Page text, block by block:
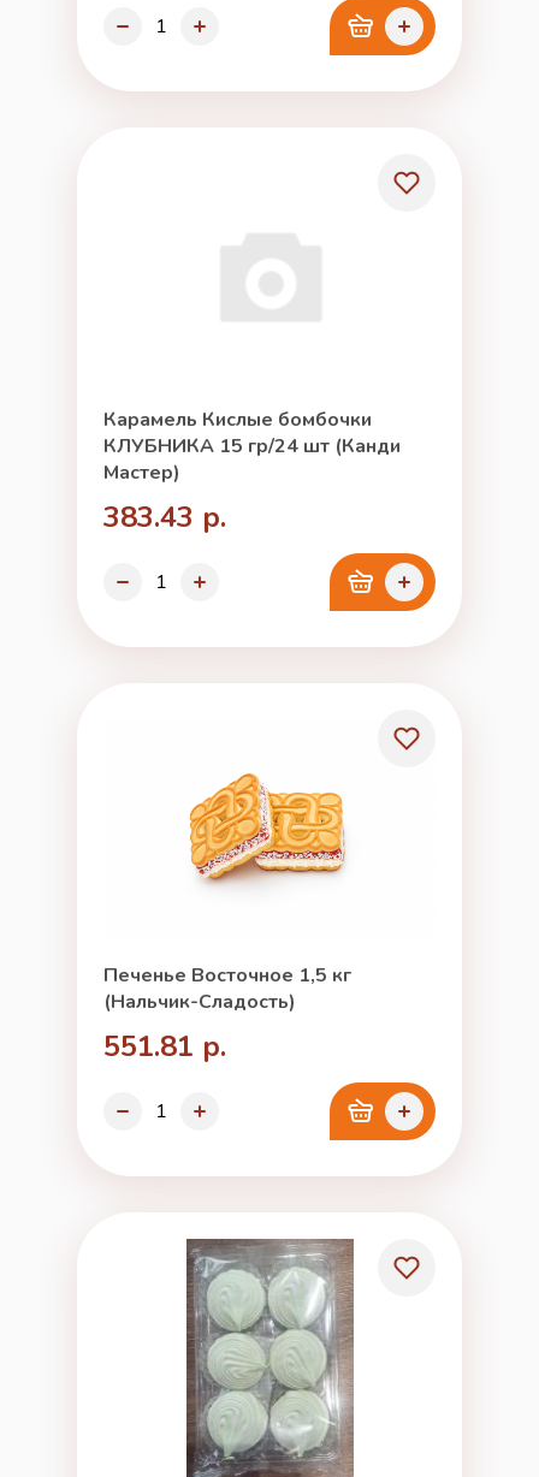
Карамель Кислые бомбочки
КЛУБНИКА 15 гр/24 шт (Канди
Мастер)
383.43 р.
Печенье Восточное 1,5 кг
(Нальчик-Сладость)
551.81 р.